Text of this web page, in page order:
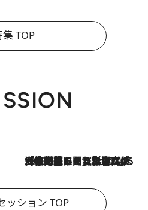
集 TOP
2026.8.3
「住宅建てられない…」「サーチャージ料の高値が続いている」ホルムズ海峡封鎖による影響はいつまで続く？《エネルギー専門家に聞く“どうなる日本の暮らし”》
ッション TOP